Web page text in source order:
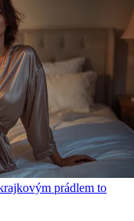
prádlem to